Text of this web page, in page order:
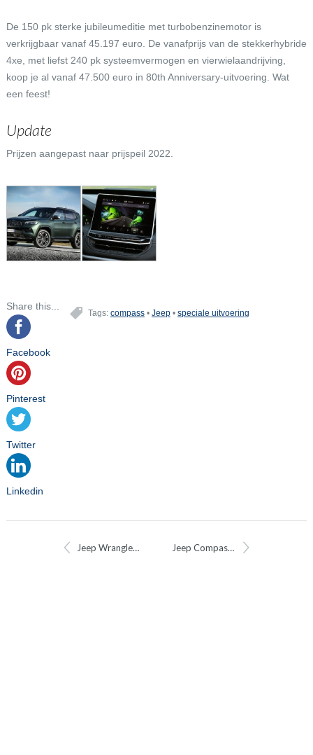
De 150 pk sterke jubileumeditie met turbobenzinemotor is
verkrijgbaar vanaf 45.197 euro. De vanafprijs van de stekkerhybride
4xe, met liefst 240 pk systeemvermogen en vierwielaandrijving,
koop je al vanaf 47.500 euro in 80th Anniversary-uitvoering. Wat
een feest!
Update
Prijzen aangepast naar prijspeil 2022.
Share this...
Facebook
Pinterest
Twitter
Linkedin
Tags: compass• Jeep• speciale uitvoering
Jeep Wrangler 80th Anniversary Jeep Compass Longitude privéleasen